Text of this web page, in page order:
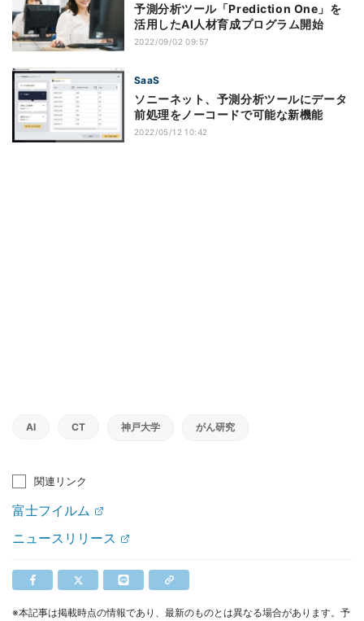
予測分析ツール「Prediction One」を
活用したAI人材育成プログラム開始
2022/09/02 09:57
SaaS
ソニーネット、予測分析ツールにデータ
前処理をノーコードで可能な新機能
2022/05/12 10:42
AI CT 神戸大学 がん研究
関連リンク
富士フイルム
ニュースリリース
※本記事は掲載時点の情報であり、最新のものとは異なる場合があります。予